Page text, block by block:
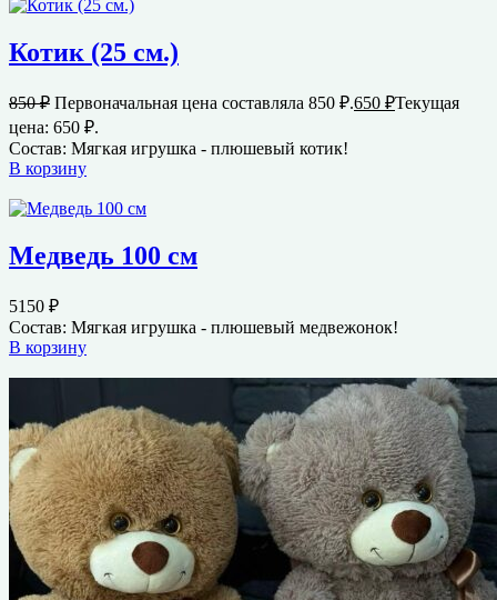
Котик (25 см.)
850₽ Первоначальная цена составляла 850 ₽.650 ₽Текущая
цена: 650 ₽.
Состав: Мягкая игрушка - плюшевый котик!
В корзину
Медведь 100 см
5150 ₽
Состав: Мягкая игрушка - плюшевый медвежонок!
В корзину